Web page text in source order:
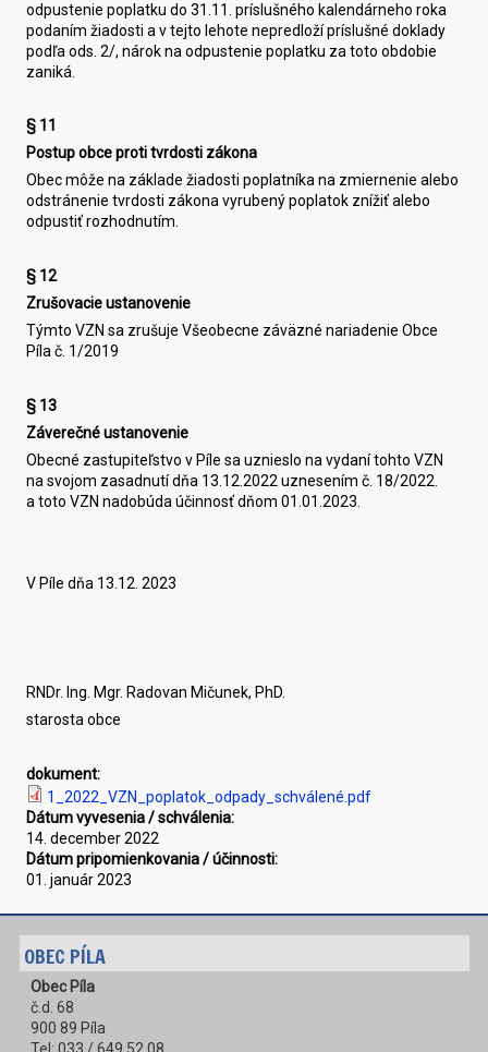
odpustenie poplatku do 31.11. príslušného kalendárneho roka
podaním žiadosti a v tejto lehote nepredloží príslušné doklady
podľa ods. 2/, nárok na odpustenie poplatku za toto obdobie
zaniká.
§ 11
Postup obce proti tvrdosti zákona
Obec môže na základe žiadosti poplatníka na zmiernenie alebo
odstránenie tvrdosti zákona vyrubený poplatok znížiť alebo
odpustiť rozhodnutím.
§ 12
Zrušovacie ustanovenie
Týmto VZN sa zrušuje Všeobecne záväzné nariadenie Obce
Píla č. 1/2019
§ 13
Záverečné ustanovenie
Obecné zastupiteľstvo v Píle sa uznieslo na vydaní tohto VZN
na svojom zasadnutí dňa 13.12.2022 uznesením č. 18/2022.
a toto VZN nadobúda účinnosť dňom 01.01.2023.
V Píle dňa 13.12. 2023
RNDr. Ing. Mgr. Radovan Mičunek, PhD.
starosta obce
dokument:
1_2022_VZN_poplatok_odpady_schválené.pdf
Dátum vyvesenia / schválenia:
14. december 2022
Dátum pripomienkovania / účinnosti:
01. január 2023
OBEC PÍLA
Obec Píla
č.d. 68
900 89 Píla
Tel: 033 / 649 52 08